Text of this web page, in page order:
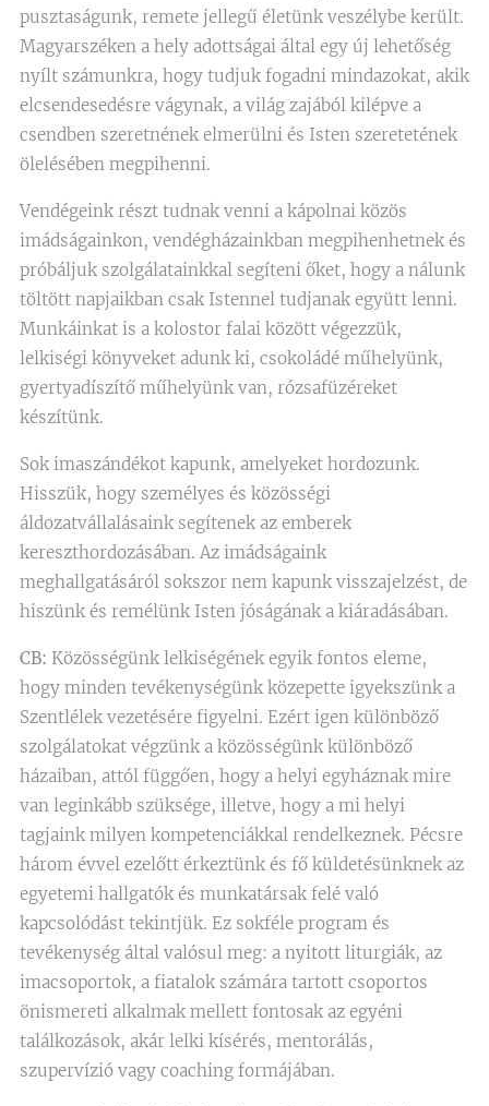
pusztaságunk, remete jellegű életünk veszélybe került.
Magyarszéken a hely adottságai által egy új lehetőség
nyílt számunkra, hogy tudjuk fogadni mindazokat, akik
elcsendesedésre vágynak, a világ zajából kilépve a
csendben szeretnének elmerülni és Isten szeretetének
ölelésében megpihenni.
Vendégeink részt tudnak venni a kápolnai közös
imádságainkon, vendégházainkban megpihenhetnek és
próbáljuk szolgálatainkkal segíteni őket, hogy a nálunk
töltött napjaikban csak Istennel tudjanak együtt lenni.
Munkáinkat is a kolostor falai között végezzük,
lelkiségi könyveket adunk ki, csokoládé műhelyünk,
gyertyadíszítő műhelyünk van, rózsafüzéreket
készítünk.
Sok imaszándékot kapunk, amelyeket hordozunk.
Hisszük, hogy személyes és közösségi
áldozatvállalásaink segítenek az emberek
kereszthordozásában. Az imádságaink
meghallgatásáról sokszor nem kapunk visszajelzést, de
hiszünk és remélünk Isten jóságának a kiáradásában.
CB: Közösségünk lelkiségének egyik fontos eleme,
hogy minden tevékenységünk közepette igyekszünk a
Szentlélek vezetésére figyelni. Ezért igen különböző
szolgálatokat végzünk a közösségünk különböző
házaiban, attól függően, hogy a helyi egyháznak mire
van leginkább szüksége, illetve, hogy a mi helyi
tagjaink milyen kompetenciákkal rendelkeznek. Pécsre
három évvel ezelőtt érkeztünk és fő küldetésünknek az
egyetemi hallgatók és munkatársak felé való
kapcsolódást tekintjük. Ez sokféle program és
tevékenység által valósul meg: a nyitott liturgiák, az
imacsoportok, a fiatalok számára tartott csoportos
önismereti alkalmak mellett fontosak az egyéni
találkozások, akár lelki kísérés, mentorálás,
szupervízió vagy coaching formájában.